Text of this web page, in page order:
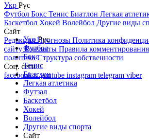
Укр Рус
Футбол Бокс Тенис Биатлон Легкая
Баскетбол Хокей Волейбол Другие виды
Сайт
РедакцияПрогнозы Политика
сайтуКонтакты Правила комментирования
политикаСтруктура собственности
Соц. сети
facebookxyoutube instagram telegram viber
УкрРус
Футбол
Бокс
Тенис
Биатлон
Легкая атлетика
Футзал
Баскетбол
Хокей
Волейбол
Другие виды спорта
Сайт